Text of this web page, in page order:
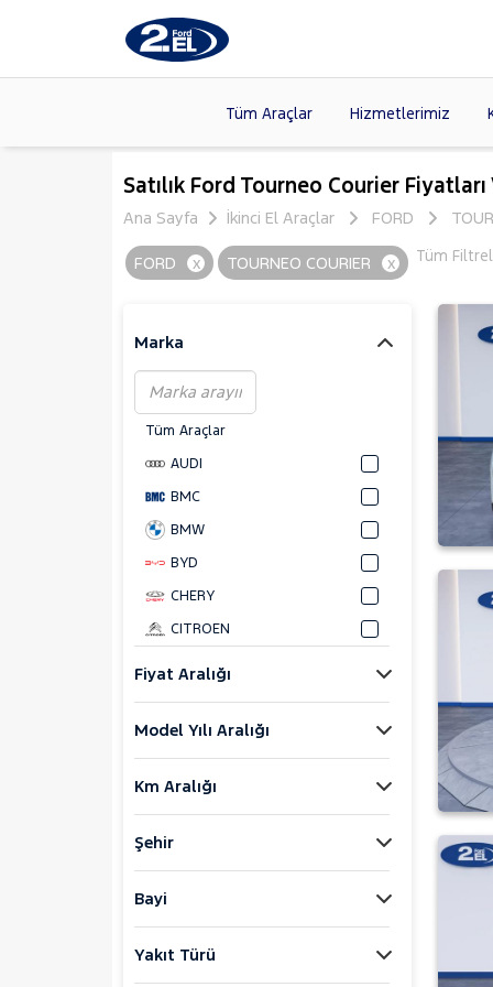
Tüm Araçlar Hizmetlerimiz
Markalar >
Modeller >
Kasalar >
FORD
CITROEN
NISSAN
Satılık Ford Tourneo Courier
Ana Sayfa
İkinci El Araçlar FORD
Tüm
FORD x TOURNEO COURIER x
Marka
Tüm Araçlar
AUDI
BMC
BMW
BYD
CHERY
CITROEN
DAIHATSU
FIAT
FORD
E-Tourneo Courier
E-Transit
Fiyat Aralığı
Model Yılı Aralığı
Km Aralığı
Şehir
Bayi
Yakıt Türü